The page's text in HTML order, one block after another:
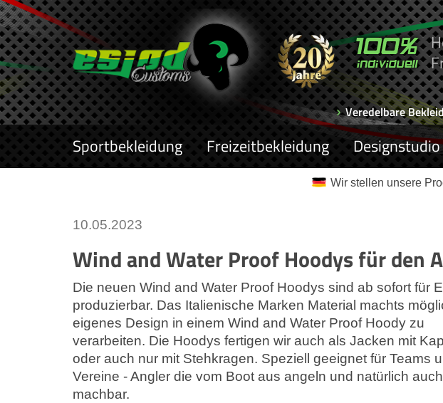
Veredelbare
Sportbekleidung Freizeitbekleidung Designstudio
Wir stellen unsere
10.05.2023
Wind and Water Proof Hoodys für den
Die neuen Wind and Water Proof Hoodys sind ab sofort für
produzierbar. Das Italienische Marken Material machts
eigenes Design in einem Wind and Water Proof Hoody zu
verarbeiten. Die Hoodys fertigen wir auch als Jacken mit
oder auch nur mit Stehkragen. Speziell geeignet für Teams
Vereine - Angler die vom Boot aus angeln und natürlich
machbar.